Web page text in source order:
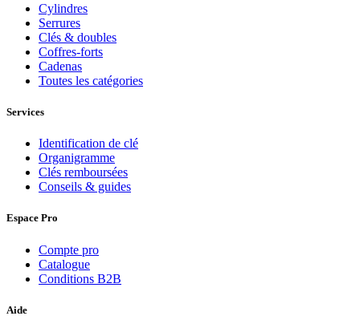
Cylindres
Serrures
Clés & doubles
Coffres-forts
Cadenas
Toutes les catégories
Services
Identification de clé
Organigramme
Clés remboursées
Conseils & guides
Espace Pro
Compte pro
Catalogue
Conditions B2B
Aide